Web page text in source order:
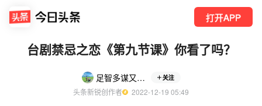
打开APP
台剧禁忌之恋《第九节课》你看了吗？
足智多谋又帅大伟哥 关注
头条新锐创作者
  2022-12-19 05:49